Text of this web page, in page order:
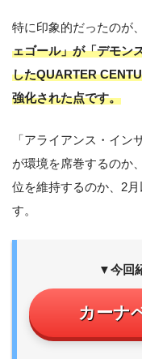
特に印象的だったのが、
ェゴール」が「デモン
したQUARTER
強化された点です。
「アライアンス・イン
が環境を席巻するのか
位を維持するのか、2
す。
▼今回
カーナ